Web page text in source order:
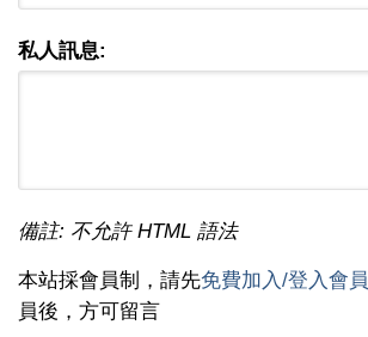
私人訊息:
備註: 不允許 HTML 語法
本站採會員制，請先免費加入/登入會員
員後，方可留言